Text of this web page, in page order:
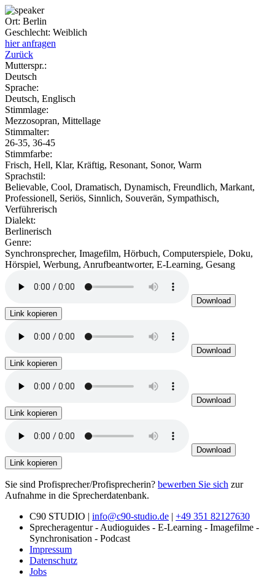
Ort: Berlin
Geschlecht: Weiblich
hier anfragen
Zurück
Mutterspr.:
Deutsch
Sprache:
Deutsch, Englisch
Stimmlage:
Mezzosopran, Mittellage
Stimmalter:
26-35, 36-45
Stimmfarbe:
Frisch, Hell, Klar, Kräftig, Resonant, Sonor, Warm
Sprachstil:
Believable, Cool, Dramatisch, Dynamisch, Freundlich, Markant,
Professionell, Seriös, Sinnlich, Souverän, Sympathisch,
Verführerisch
Dialekt:
Berlinerisch
Genre:
Synchronsprecher, Imagefilm, Hörbuch, Computerspiele, Doku,
Hörspiel, Werbung, Anrufbeantworter, E-Learning, Gesang
Download
Link kopieren
Download
Link kopieren
Download
Link kopieren
Download
Link kopieren
Sie sind Profisprecher/Profisprecherin? bewerben Sie sich zur
Aufnahme in die Sprecherdatenbank.
C90 STUDIO | info@c90-studio.de | +49 351 82127630
Sprecheragentur - Audioguides - E-Learning - Imagefilme -
Synchronisation - Podcast
Impressum
Datenschutz
Jobs